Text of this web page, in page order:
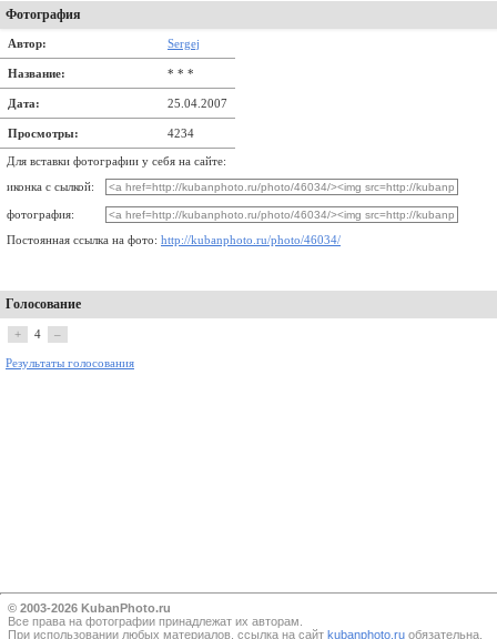
Фотография
Автор: Sergej
Название: * * *
Дата: 25.04.2007
Просмотры: 4234
Для вставки фотографии у себя на сайте:
иконка с сылкой:
фотография:
Постоянная ссылка на фото: http://kubanphoto.ru/photo/46034/
Голосование
+ 4 –
Результаты голосования
© 2003-2026 KubanPhoto.ru
Все прaва на фотографии принадлежат их авторам.
При использовании любых материалов, ссылка на сайт kubanphoto.ru обязательна.